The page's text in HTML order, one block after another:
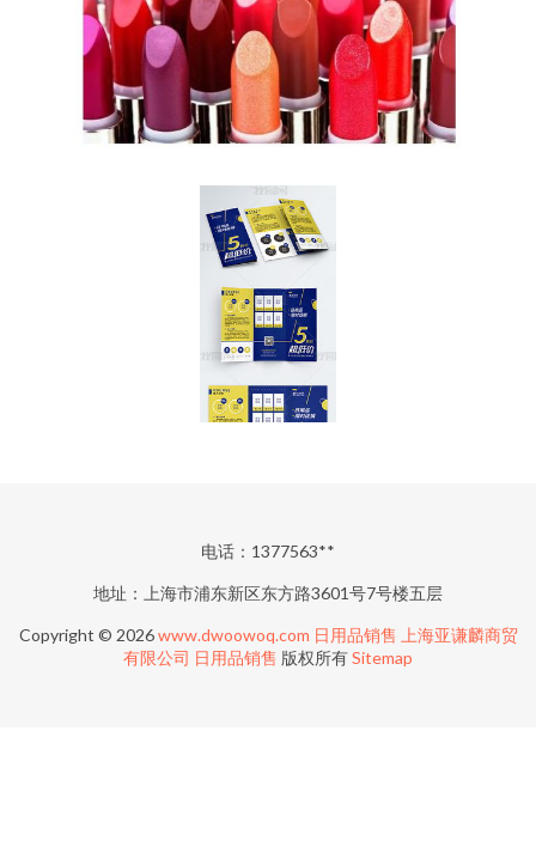
电话：1377563**
地址：上海市浦东新区东方路3601号7号楼五层
Copyright © 2026www.dwoowoq.com 日用品销售
上海亚谦麟商贸
有限公司 日用品销售 版权所有Sitemap